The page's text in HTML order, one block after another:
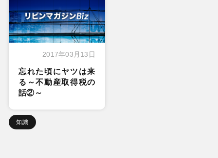
2017年03月13日
忘れた頃にヤツは来
る～不動産取得税の
話②～
知識